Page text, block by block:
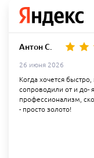
Антон С.
26 июня 2026
Когда хочется
сопроводили от и до-
профессионализм,
- просто золото!